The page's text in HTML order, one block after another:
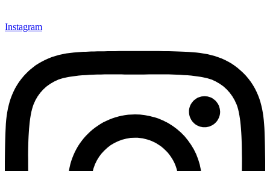
Instagram